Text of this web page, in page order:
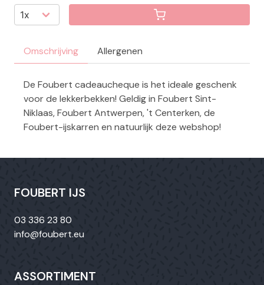
Omschrijving Allergenen
De Foubert cadeaucheque is het ideale geschenk
voor de lekkerbekken! Geldig in Foubert Sint-
Niklaas, Foubert Antwerpen, 't Centerken, de
Foubert-ijskarren en natuurlijk deze webshop!
FOUBERT IJS
03 336 23 80
info@foubert.eu
ASSORTIMENT